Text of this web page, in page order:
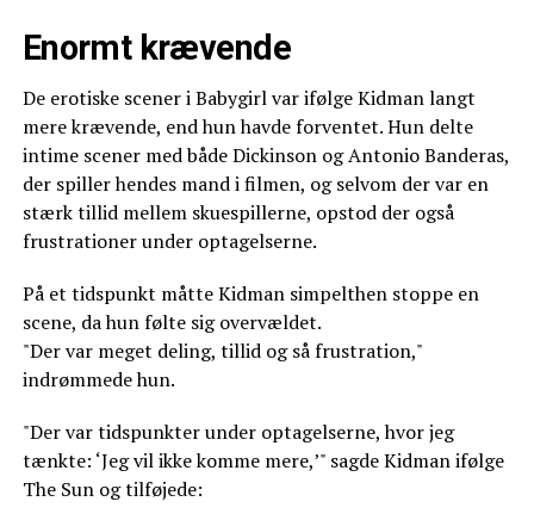
Enormt krævende
De erotiske scener i Babygirl var ifølge Kidman langt
mere krævende, end hun havde forventet. Hun delte
intime scener med både Dickinson og Antonio Banderas,
der spiller hendes mand i filmen, og selvom der var en
stærk tillid mellem skuespillerne, opstod der også
frustrationer under optagelserne.
På et tidspunkt måtte Kidman simpelthen stoppe en
scene, da hun følte sig overvældet.
"Der var meget deling, tillid og så frustration,"
indrømmede hun.
"Der var tidspunkter under optagelserne, hvor jeg
tænkte: ‘Jeg vil ikke komme mere,’" sagde Kidman ifølge
The Sun og tilføjede: